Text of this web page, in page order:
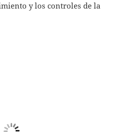
y los controles de la